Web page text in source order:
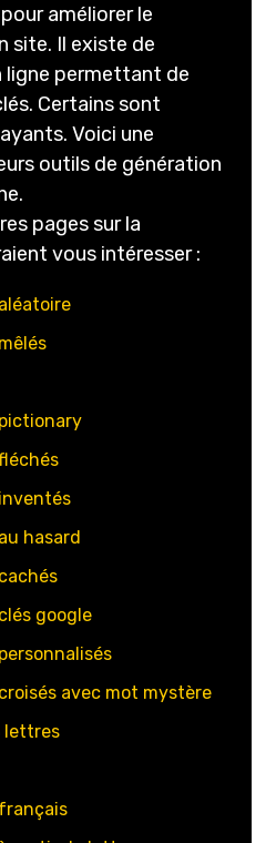
améliorer le
site. Il existe de
ligne permettant de
Certains sont
Voici une
outils de génération
pages sur la
vous intéresser :
hasard
google
avec mot mystère
lettres